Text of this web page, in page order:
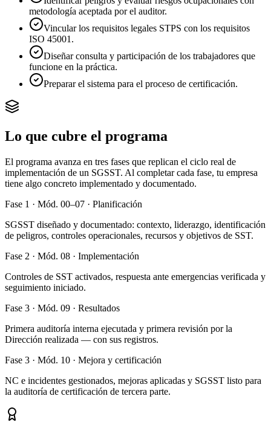
metodología aceptada por el auditor.
Vincular los requisitos legales STPS con los requisitos
ISO 45001.
Diseñar consulta y participación de los trabajadores que
funcione en la práctica.
Preparar el sistema para el proceso de certificación.
Lo que cubre el programa
El programa avanza en tres fases que replican el ciclo real de
implementación de un SGSST. Al completar cada fase, tu empresa
tiene algo concreto implementado y documentado.
Fase 1 · Mód. 00–07 · Planificación
SGSST diseñado y documentado: contexto, liderazgo, identificación
de peligros, controles operacionales, recursos y objetivos de SST.
Fase 2 · Mód. 08 · Implementación
Controles de SST activados, respuesta ante emergencias verificada y
seguimiento iniciado.
Fase 3 · Mód. 09 · Resultados
Primera auditoría interna ejecutada y primera revisión por la
Dirección realizada — con sus registros.
Fase 3 · Mód. 10 · Mejora y certificación
NC e incidentes gestionados, mejoras aplicadas y SGSST listo para
la auditoría de certificación de tercera parte.